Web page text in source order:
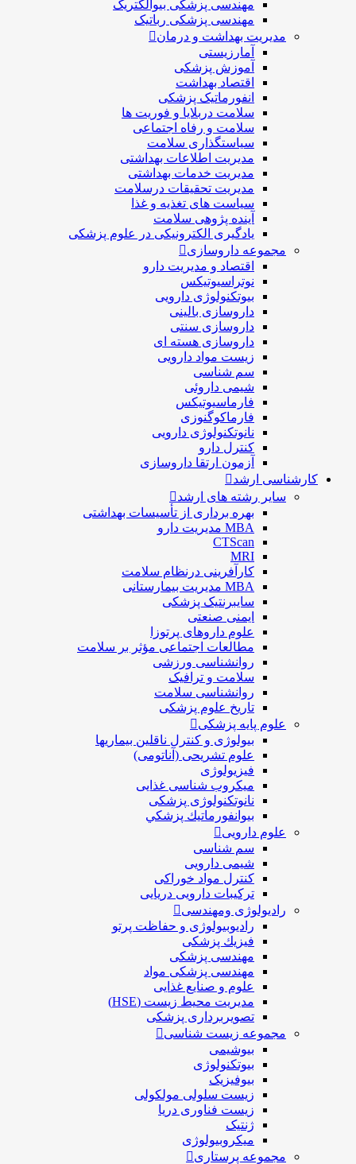
مهندسی پزشکی بیوالکتریک
مهندسی پزشکی رباتیک
مدیریت بهداشت و درمان
آمارزیستی
آموزش پزشکی
اقتصاد بهداشت
انفورماتیک پزشکی
سلامت دربلايا و فوريت ها
سلامت و رفاه اجتماعی
سیاستگذاری سلامت
مدیریت اطلاعات بهداشتی
مدیریت خدمات بهداشتی
مدیریت تحقیقات درسلامت
سیاست های تغذیه و غذا
آینده پژوهی سلامت
یادگیری الکترونیکی در علوم پزشکی
مجموعه داروسازی
اقتصاد و مديريت دارو
نوتراسیوتیکس
بيوتكنولوژی دارویی
داروسازی بالينی
داروسازی سنتی
داروسازی هسته ای
زیست مواد دارویی
سم شناسی
شيمی داروئی
فارماسيوتيكس
فارماكوگنوزی
نانوتکنولوژی دارویی
كنترل دارو
آزمون ارتقا داروسازی
کارشناسی ارشد
سایر رشته های ارشد
بهره برداری از تأسیسات بهداشتی
MBA مدیریت دارو
CTScan
MRI
کارآفرینی درنظام سلامت
MBA مدیریت بیمارستانی
سایبرنتیک پزشکی
ایمنی صنعتی
علوم داروهای پرتوزا
مطالعات اجتماعی مؤثر بر سلامت
روانشناسی ورزشی
سلامت و ترافیک
روانشناسی سلامت
تاریخ علوم پزشکی
علوم پایه پزشکی
بیولوژی و کنترل ناقلین بیماریها
علوم تشریحی (آناتومی)
فیزیولوژی
ميكروب شناسی غذایی
نانوتکنولوژی پزشکی
بيوانفورماتيك پزشكي
علوم دارویی
سم شناسی
شیمی دارویی
کنترل مواد خوراکی
ترکیبات دارویی دریایی
رادیولوژی ومهندسی
رادیوبیولوژی و حفاظت پرتو
فيزيك پزشکی
مهندسی پزشکی
مهندسی پزشکی مواد
علوم و صنايع غذایی
مدیریت محیط زیست (HSE)
تصویربرداری پزشکی
مجموعه زیست شناسی
بیوشیمی
بیوتکنولوژی
بیوفیزیک
زیست سلولی مولکولی
زیست فناوری دریا
ژنتیک
میکروبیولوژی
مجموعه پرستاری